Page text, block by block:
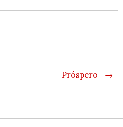
→
Próspero